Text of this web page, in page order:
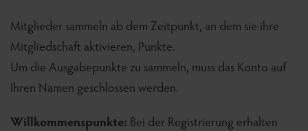
Mitglieder sammeln ab dem Zeitpunkt, an dem sie ihre
Mitgliedschaft aktivieren, Punkte.
Um die Ausgabepunkte zu sammeln, muss das Konto auf
Ihren Namen geschlossen werden.
Willkommenspunkte: Bei der Registrierung erhalten